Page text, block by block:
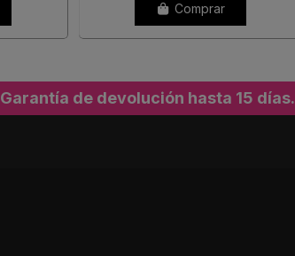
Comprar
Garantía de devolución hasta 15 días.